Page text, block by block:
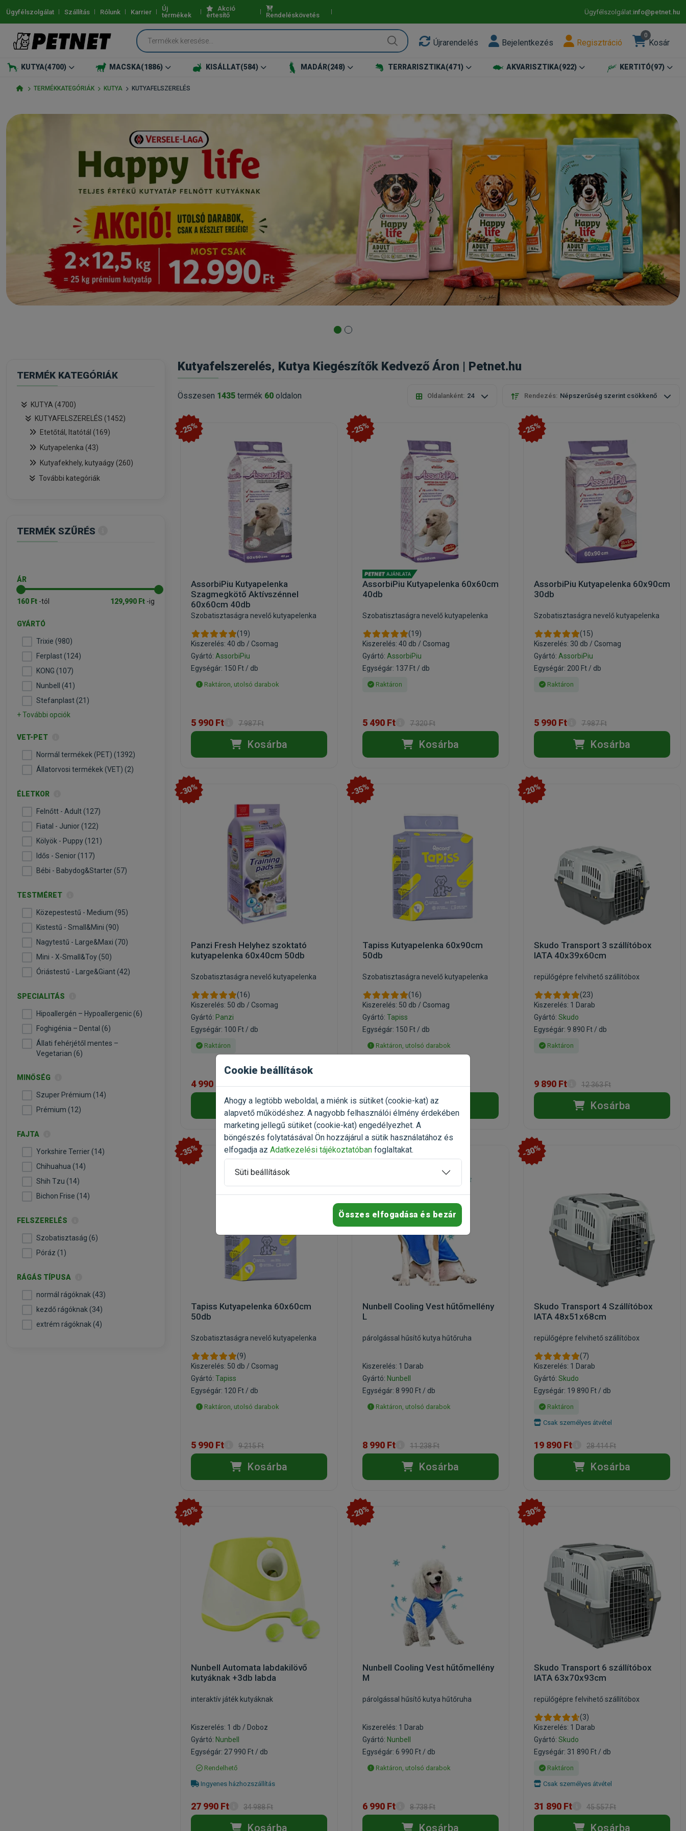
Ügyfélszolgálat Szállítás Rólunk Karrier
Új
termékek
Akció
értesítő
Rendeléskövetés Ügyfélszolgálat:info@petnet.hu
Újrarendelés Bejelentkezés Regisztráció
0
Kosár
KUTYA(4700) MACSKA(1886) KISÁLLAT(584) MADÁR(248) TERRARISZTIKA(471) AKVARISZTIKA(922) KERTITÓ(97)
TERMÉKKATEGÓRIÁK KUTYA KUTYAFELSZERELÉS
Kutyafelszerelés, Kutya Kiegészítők Kedvező Áron | Petnet.hu
Összesen 1435 termék 60 oldalon Oldalanként: 24 Rendezés: Népszerűség szerint csökkenő
-25%
AssorbiPiu Kutyapelenka
Szagmegkötő Aktívszénnel
60x60cm 40db
Szobatisztaságra nevelő kutyapelenka
(19)
Kiszerelés: 40 db / Csomag
Gyártó: AssorbiPiu
Egységár: 150 Ft / db
Raktáron, utolsó darabok
5 990 Ft 7 987 Ft
Kosárba
-25%
AssorbiPiu Kutyapelenka 60x60cm
40db
Szobatisztaságra nevelő kutyapelenka
(19)
Kiszerelés: 40 db / Csomag
Gyártó: AssorbiPiu
Egységár: 137 Ft / db
Raktáron
5 490 Ft 7 320 Ft
Kosárba
-25%
AssorbiPiu Kutyapelenka 60x90cm
30db
Szobatisztaságra nevelő kutyapelenka
(15)
Kiszerelés: 30 db / Csomag
Gyártó: AssorbiPiu
Egységár: 200 Ft / db
Raktáron
5 990 Ft 7 987 Ft
Kosárba
-30%
Panzi Fresh Helyhez szoktató
kutyapelenka 60x40cm 50db
Szobatisztaságra nevelő kutyapelenka
(16)
Kiszerelés: 50 db / Csomag
Gyártó: Panzi
Egységár: 100 Ft / db
Raktáron
4 990 Ft 7 129 Ft
Kosárba
-35%
Tapiss Kutyapelenka 60x90cm
50db
Szobatisztaságra nevelő kutyapelenka
(16)
Kiszerelés: 50 db / Csomag
Gyártó: Tapiss
Egységár: 150 Ft / db
Raktáron, utolsó darabok
7 490 Ft 11 523 Ft
Kosárba
-20%
Skudo Transport 3 szállítóbox
IATA 40x39x60cm
repülőgépre felvihető szállítóbox
(23)
Kiszerelés: 1 Darab
Gyártó: Skudo
Egységár: 9 890 Ft / db
Raktáron
9 890 Ft 12 363 Ft
Kosárba
-35%
Tapiss Kutyapelenka 60x60cm
50db
Szobatisztaságra nevelő kutyapelenka
(9)
Kiszerelés: 50 db / Csomag
Gyártó: Tapiss
Egységár: 120 Ft / db
Raktáron, utolsó darabok
5 990 Ft 9 215 Ft
Kosárba
-20%
Nunbell Cooling Vest hűtőmellény
L
párolgással hűsítő kutya hűtőruha
Kiszerelés: 1 Darab
Gyártó: Nunbell
Egységár: 8 990 Ft / db
Raktáron, utolsó darabok
8 990 Ft 11 238 Ft
Kosárba
-30%
Skudo Transport 4 Szállítóbox
IATA 48x51x68cm
repülőgépre felvihető szállítóbox
(7)
Kiszerelés: 1 Darab
Gyártó: Skudo
Egységár: 19 890 Ft / db
Raktáron
Csak személyes átvétel
19 890 Ft 28 414 Ft
Kosárba
-20%
Nunbell Automata labdakilövő
kutyáknak +3db labda
interaktív játék kutyáknak
Kiszerelés: 1 db / Doboz
Gyártó: Nunbell
Egységár: 27 990 Ft / db
Rendelhető
Ingyenes házhozszállítás
27 990 Ft 34 988 Ft
Kosárba
-20%
Nunbell Cooling Vest hűtőmellény
M
párolgással hűsítő kutya hűtőruha
Kiszerelés: 1 Darab
Gyártó: Nunbell
Egységár: 6 990 Ft / db
Raktáron, utolsó darabok
6 990 Ft 8 738 Ft
Kosárba
-30%
Skudo Transport 6 szállítóbox
IATA 63x70x93cm
repülőgépre felvihető szállítóbox
(3)
Kiszerelés: 1 Darab
Gyártó: Skudo
Egységár: 31 890 Ft / db
Raktáron
Csak személyes átvétel
31 890 Ft 45 557 Ft
Kosárba
TERMÉK KATEGÓRIÁK
KUTYA (4700)
KUTYAFELSZERELÉS (1452)
Etetőtál, Itatótál (169)
Kutyapelenka (43)
Kutyafekhely, kutyaágy (260)
További kategóriák
TERMÉK SZŰRÉS
ÁR
160 Ft -tól 129,990 Ft -ig
GYÁRTÓ
Trixie (980)
Ferplast (124)
KONG (107)
Nunbell (41)
Stefanplast (21)
+ További opciók
VET-PET
Normál termékek (PET) (1392)
Állatorvosi termékek (VET) (2)
ÉLETKOR
Felnőtt - Adult (127)
Fiatal - Junior (122)
Kölyök - Puppy (121)
Idős - Senior (117)
Bébi - Babydog&Starter (57)
TESTMÉRET
Közepestestű - Medium (95)
Kistestű - Small&Mini (90)
Nagytestű - Large&Maxi (70)
Mini - X-Small&Toy (50)
Óriástestű - Large&Giant (42)
SPECIALITÁS
Hipoallergén – Hypoallergenic (6)
Foghigénia – Dental (6)
Állati fehérjétől mentes –
Vegetarian (6)
MINŐSÉG
Szuper Prémium (14)
Prémium (12)
FAJTA
Yorkshire Terrier (14)
Chihuahua (14)
Shih Tzu (14)
Bichon Frise (14)
FELSZERELÉS
Szobatisztaság (6)
Póráz (1)
RÁGÁS TÍPUSA
normál rágóknak (43)
kezdő rágóknak (34)
extrém rágóknak (4)
Cookie beállítások
Ahogy a legtöbb weboldal, a miénk is sütiket (cookie-kat) az
alapvető működéshez. A nagyobb felhasználói élmény érdekében
marketing jellegű sütiket (cookie-kat) engedélyezhet. A
böngészés folytatásával Ön hozzájárul a sütik használatához és
elfogadja az Adatkezelési tájékoztatóban foglaltakat.
Süti beállítások
Összes elfogadása és bezár